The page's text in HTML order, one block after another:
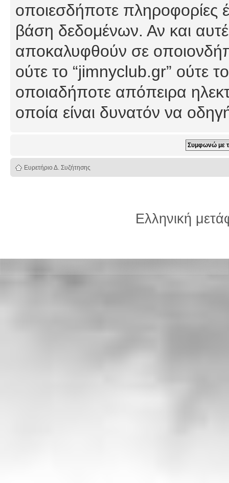
οποιεσδήποτε πληροφορίες
βάση δεδομένων. Αν και
αποκαλυφθούν σε
ούτε το “jimnyclub.gr” ούτε
οποιαδήποτε απόπειρα
οποία είναι δυνατόν να
Ευρετήριο Δ. Συζήτησης
Ελληνική